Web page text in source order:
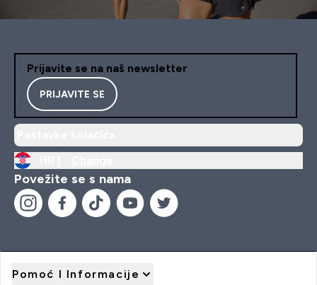
Prijavite se na naš newsletter
PRIJAVITE SE
Povežite se s nama
Pomoć I Informacije